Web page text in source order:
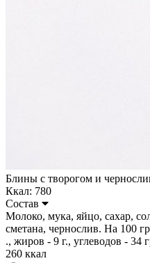
Блины с творогом и
Ккал: 780
Состав
Молоко, мука, яйцо, сахар,
сметана, чернослив. На 100
., жиров - 9 г., углеводов - 34
260 ккал